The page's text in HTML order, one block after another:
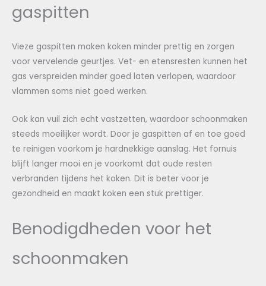
gaspitten
Vieze gaspitten maken koken minder prettig en zorgen
voor vervelende geurtjes. Vet- en etensresten kunnen het
gas verspreiden minder goed laten verlopen, waardoor
vlammen soms niet goed werken.
Ook kan vuil zich echt vastzetten, waardoor schoonmaken
steeds moeilijker wordt. Door je gaspitten af en toe goed
te reinigen voorkom je hardnekkige aanslag. Het fornuis
blijft langer mooi en je voorkomt dat oude resten
verbranden tijdens het koken. Dit is beter voor je
gezondheid en maakt koken een stuk prettiger.
Benodigdheden voor het
schoonmaken